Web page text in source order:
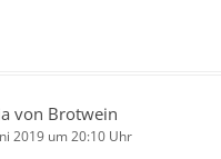
von Brotwein
2019 um 20:10 Uhr